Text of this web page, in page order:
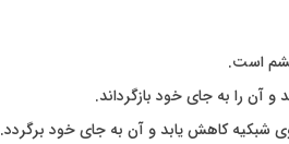
چشم است.
آن را به جای خود بازگرداند.
شبکیه کاهش یابد و آن به جای خود برگردد.